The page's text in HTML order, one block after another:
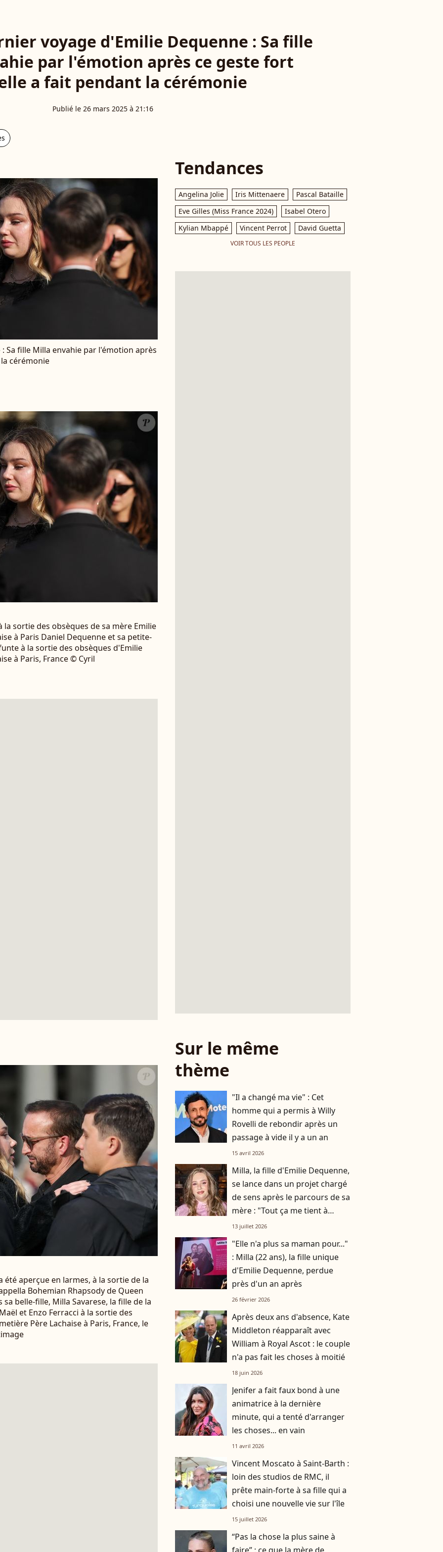
voyage d'Emilie Dequenne : Sa fille
par l'émotion après ce geste fort
a fait pendant la cérémonie
Publié le 26 mars 2025 à 21:16
Sa fille Milla envahie par l'émotion après
cérémonie
sortie des obsèques de sa mère Emilie
à Paris Daniel Dequenne et sa petite-
à la sortie des obsèques d'Emilie
à Paris, France © Cyril
été aperçue en larmes, à la sortie de la
Bohemian Rhapsody de Queen
belle-fille, Milla Savarese, la fille de la
et Enzo Ferracci à la sortie des
Père Lachaise à Paris, France, le
Tendances
Angelina Jolie Iris Mittenaere
Pascal Bataille
Eve Gilles (Miss France 2024)
Isabel Otero
Kylian Mbappé
Vincent Perrot David Guetta
VOIR TOUS LES PEOPLE
Sur le même
thème
"Il a changé ma vie" : Cet
homme qui a permis à Willy
Rovelli de rebondir après un
passage à vide il y a un an
15 avril 2026
Milla, la fille d'Emilie Dequenne,
se lance dans un projet chargé
de sens après le parcours de sa
mère : "Tout ça me tient à
cœur"
13 juillet 2026
"Elle n'a plus sa maman pour..."
: Milla (22 ans), la fille unique
d'Emilie Dequenne, perdue
près d'un an après
26 février 2026
Après deux ans d'absence, Kate
Middleton réapparaît avec
William à Royal Ascot : le couple
n'a pas fait les choses à moitié
18 juin 2026
Jenifer a fait faux bond à une
animatrice à la dernière
minute, qui a tenté d'arranger
les choses... en vain
11 avril 2026
Vincent Moscato à Saint-Barth :
loin des studios de RMC, il
prête main-forte à sa fille qui a
choisi une nouvelle vie sur l'île
15 juillet 2026
“Pas la chose la plus saine à